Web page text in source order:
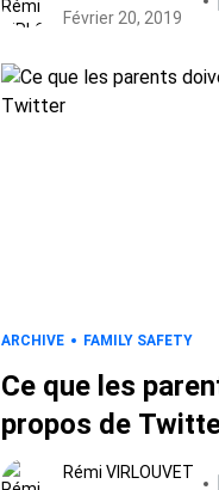
Février 20, 2019
ARCHIVE FAMILY SAFETY
Ce que les
propos de
Rémi VIRLOUVET